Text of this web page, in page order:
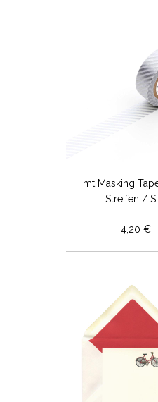
mt Masking
Streifen /
4,20 €